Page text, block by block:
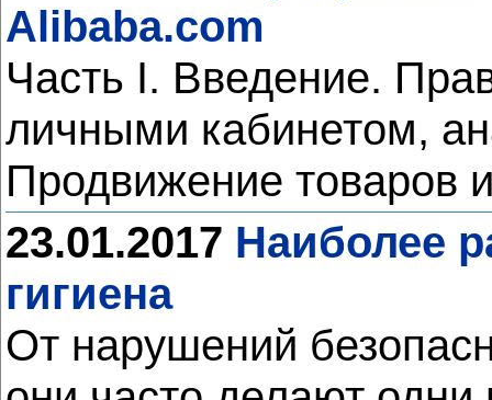
Alibaba.com
Часть I. Введение.
личными кабинетом,
Продвижение товаров
23.01.2017 Наиболее
гигиена
От нарушений